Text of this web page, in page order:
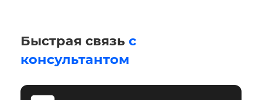
Быстрая связь с
консультантом